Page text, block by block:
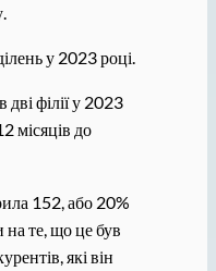
у 2023 році.
філії у 2023
місяців до
152, або 20%
на те, що це був
які він